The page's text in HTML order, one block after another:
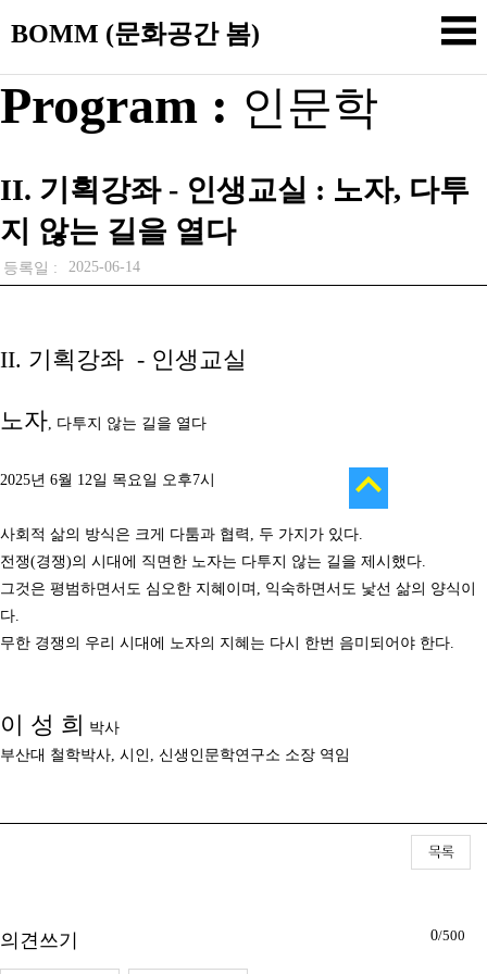
BOMM (문화공간 봄)
Program : 인문학
II. 기획강좌 - 인생교실 : 노자, 다투
지 않는 길을 열다
등록일 : 2025-06-14
II. 기획강좌 - 인생교실
노자, 다투지 않는 길을 열다
2025년 6월 12일 목요일 오후7시
사회적 삶의 방식은 크게 다툼과 협력 , 두 가지가 있다.
전쟁(경쟁)의 시대에 직면한 노자는 다투지 않는 길을 제시했다.
그것은 평범하면서도 심오한 지혜이며 , 익숙하면서도 낯선 삶의 양식이
다.
무한 경쟁의 우리 시대에 노자의 지혜는 다시 한번 음미되어야 한다.
이 성 희 박사
부산대 철학박사, 시인 , 신생인문학연구소 소장 역임
의견쓰기 0/500